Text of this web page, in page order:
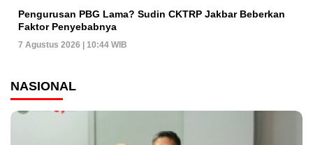
Pengurusan PBG Lama? Sudin CKTRP Jakbar Beberkan
Faktor Penyebabnya
7 Agustus 2026 | 10:44 WIB
NASIONAL